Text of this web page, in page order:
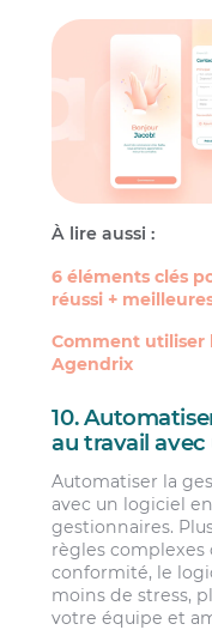
À lire aussi :
6 éléments clés
réussi +
Comment utiliser
Agendrix
10.
au travail
Automatiser la
avec un logiciel
gestionnaires.
règles complexes
conformité, le
moins de stress,
votre équipe et